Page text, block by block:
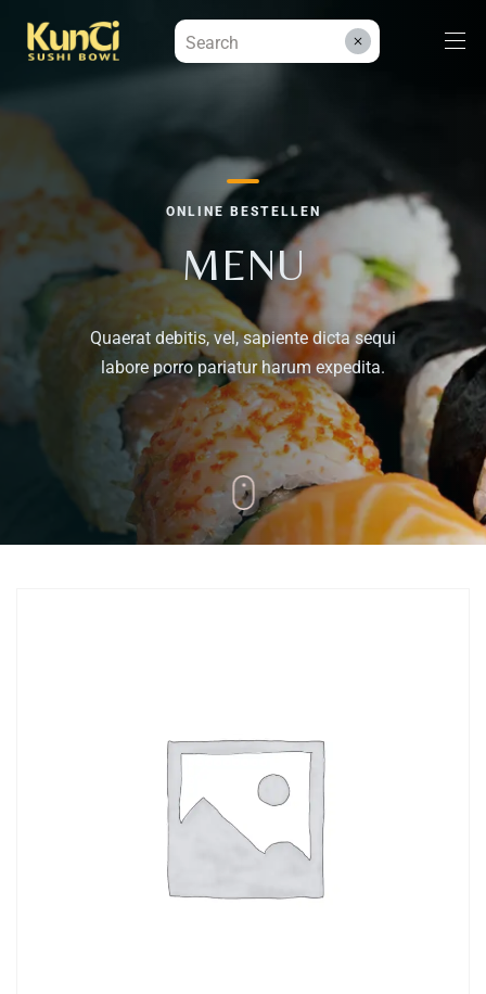
Menüs
Kontakt
Reservieren
ONLINE BESTELLEN
MENU
Quaerat debitis, vel, sapiente dicta sequi
labore porro pariatur harum expedita.